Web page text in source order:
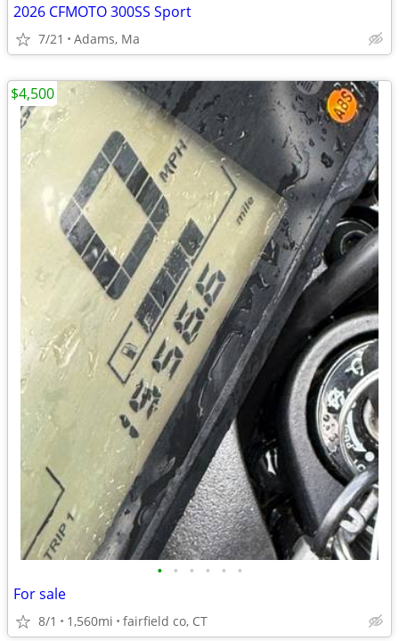
2026 CFMOTO 300SS Sport
7/21 Adams, Ma
• • • • • •
For sale
8/1 1,560mi fairfield co, CT
$4,500